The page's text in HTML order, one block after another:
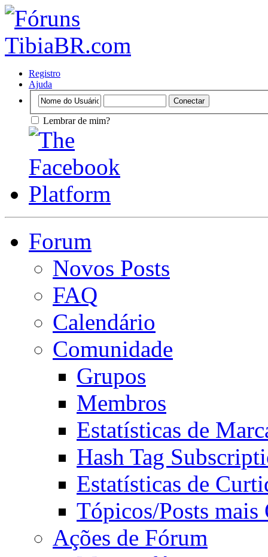
Registro
Ajuda
Lembrar de mim?
Forum
Novos Posts
FAQ
Calendário
Comunidade
Grupos
Membros
Estatísticas de
Hash Tag
Estatísticas de
Tópicos/Posts mais
Ações de Fórum